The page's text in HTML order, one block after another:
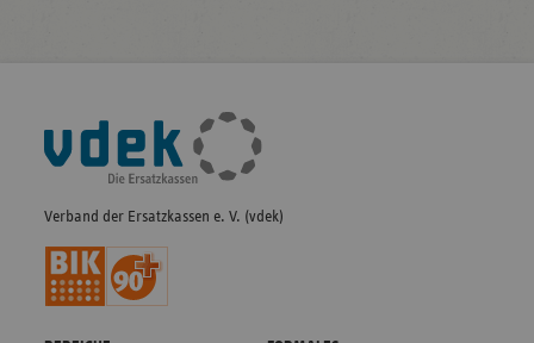
Fußleisten-
Navigation
Verband der Ersatzkassen e. V. (vdek)